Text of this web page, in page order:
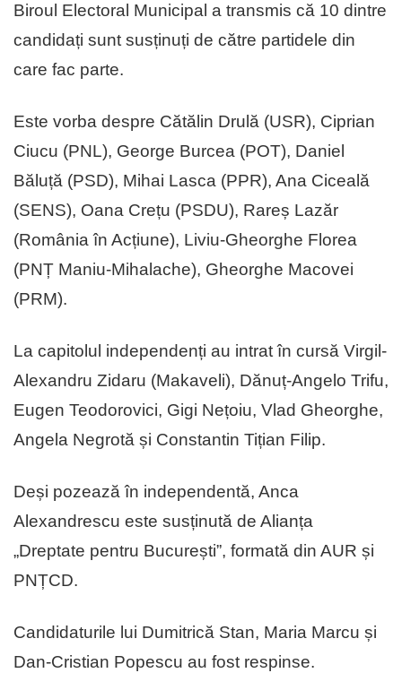
Biroul Electoral Municipal a transmis că 10 dintre
candidați sunt susținuți de către partidele din
care fac parte.
Este vorba despre Cătălin Drulă (USR), Ciprian
Ciucu (PNL), George Burcea (POT), Daniel
Băluță (PSD), Mihai Lasca (PPR), Ana Ciceală
(SENS), Oana Crețu (PSDU), Rareș Lazăr
(România în Acțiune), Liviu-Gheorghe Florea
(PNȚ Maniu-Mihalache), Gheorghe Macovei
(PRM).
La capitolul independenți au intrat în cursă Virgil-
Alexandru Zidaru (Makaveli), Dănuț-Angelo Trifu,
Eugen Teodorovici, Gigi Nețoiu, Vlad Gheorghe,
Angela Negrotă și Constantin Tițian Filip.
Deși pozează în independentă, Anca
Alexandrescu este susținută de Alianța
„Dreptate pentru București”, formată din AUR și
PNȚCD.
Candidaturile lui Dumitrică Stan, Maria Marcu și
Dan-Cristian Popescu au fost respinse.